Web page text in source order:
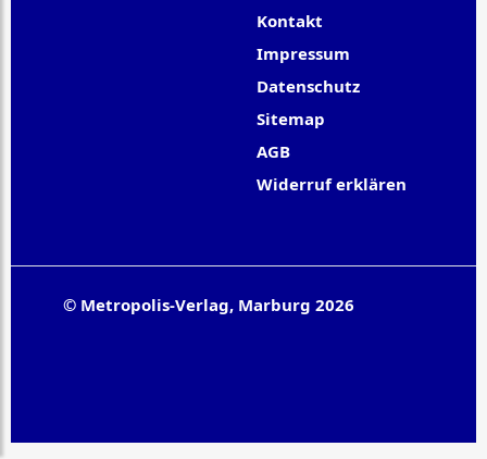
Kontakt
Impressum
Datenschutz
Sitemap
AGB
Widerruf erklären
© Metropolis-Verlag, Marburg 2026